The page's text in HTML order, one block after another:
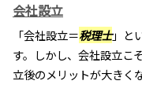
会社設立
「会社設立＝税理士」と
す。しかし、会社設立こ
立後のメリットが大きく